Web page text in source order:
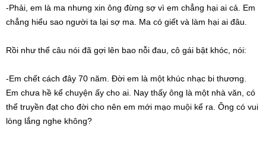
-Phải, em là ma nhưng xin ông đừng sợ vì em chẳng hại ai cả. Em
chẳng hiểu sao người ta lại sợ ma. Ma có giết và làm hại ai đâu.
Rồi như thể câu nói đã gợi lên bao nỗi đau, cô gái bật khóc, nói:
-Em chết cách đây 70 năm. Đời em là một khúc nhạc bi thương.
Em chưa hề kể chuyện ấy cho ai. Nay thấy ông là một nhà văn, có
thể truyền đạt cho đời cho nên em mới mạo muội kể ra. Ông có vui
lòng lắng nghe không?